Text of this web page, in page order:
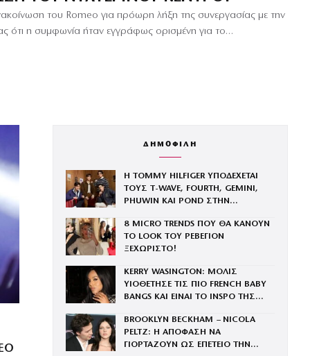
του Romeo για πρόωρη λήξη της συνεργασίας με την
ότι η συμφωνία ήταν εγγράφως ορισμένη για το…
ΔΗΜΟΦΙΛΗ
Η TOMMY HILFIGER ΥΠΟΔΕΧΕΤΑΙ
ΤΟΥΣ Τ-WAVE, FOURTH, GEMINI,
PHUWIN ΚΑΙ POND ΣΤΗΝ
8 MICRO TRENDS ΠΟΥ ΘΑ ΚΑΝΟΥΝ
ΤΟ LOOK ΤΟΥ ΡΕΒΕΓΙΟΝ
ΞΕΧΩΡΙΣΤΟ!
KERRY WASINGTON: ΜΟΛΙΣ
ΥΙΟΘΕΤΗΣΕ ΤΙΣ ΠΙΟ FRENCH BABY
BANGS ΚΑΙ ΕΙΝΑΙ ΤΟ INSPO ΤΗΣ
BROOKLYN BECKHAM – NICOLA
PELTZ: Η ΑΠΟΦΑΣΗ ΝΑ
ΓΙΟΡΤΑΖΟΥΝ ΩΣ ΕΠΕΤΕΙΟ ΤΗΝ